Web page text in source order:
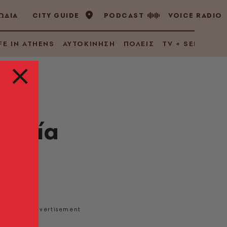
CITY GUIDE PODCAST VOICE RADIO
IN ATHENS ΑΥΤΟΚΙΝΗΣΗ ΠΟΛΕΙΣ TV + SERIES